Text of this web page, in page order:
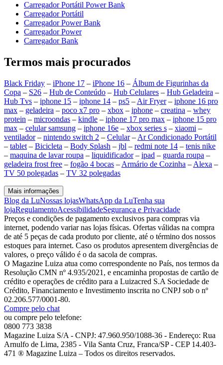
Carregador Portátil Power Bank
Carregador Portátil
Carregador Power Bank
Carregador Power
Carregador Bank
Termos mais procurados
Black Friday – iPhone 17 – iPhone 16 – Álbum de Figurinhas da
Copa – S26 – Hub de Conteúdo – Hub Celulares – Hub Geladeira –
Hub Tvs – iphone 15 – iphone 14 – ps5 – Air Fryer– iphone 16 pro
max – geladeira – poco x7 pro – xbox – iphone – creatina – whey
protein – microondas – kindle – iphone 17 pro max – iphone 15 pro
max – celular samsung – iphone 16e – xbox series s – xiaomi –
ventilador– nintendo switch 2 – Celular– Ar Condicionado Portátil
– tablet – Bicicleta – Body Splash – jbl – redmi note 14 – tenis nike
– maquina de lavar roupa – liquidificador– ipad – guarda roupa –
geladeira frost free – fogão 4 bocas – Armário de Cozinha – Alexa –
TV 50 polegadas – TV 32 polegadas
Mais informações
Blog da LuNossas lojasWhatsApp da LuTenha sua
lojaRegulamentoAcessibilidadeSegurança e Privacidade
Preços e condições de pagamento exclusivos para compras via
internet, podendo variar nas lojas físicas. Ofertas válidas na compra
de até 5 peças de cada produto por cliente, até o término dos nossos
estoques para internet. Caso os produtos apresentem divergências de
valores, o preço válido é o da sacola de compras.
O Magazine Luiza atua como correspondente no País, nos termos da
Resolução CMN nº 4.935/2021, e encaminha propostas de cartão de
crédito e operações de crédito para a Luizacred S.A Sociedade de
Crédito, Financiamento e Investimento inscrita no CNPJ sob o nº
02.206.577/0001-80.
Compre pelo chat
ou compre pelo telefone:
0800 773 3838
Magazine Luiza S/A - CNPJ: 47.960.950/1088-36 - Endereço: Rua
Arnulfo de Lima, 2385 - Vila Santa Cruz, Franca/SP - CEP 14.403-
471 ® Magazine Luiza – Todos os direitos reservados.